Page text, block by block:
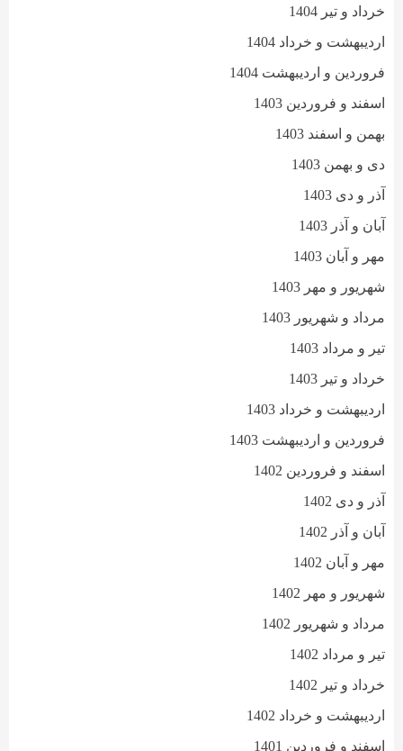
خرداد و تیر 1404
اردیبهشت و خرداد 1404
فروردین و اردیبهشت 1404
اسفند و فروردین 1403
بهمن و اسفند 1403
دی و بهمن 1403
آذر و دی 1403
آبان و آذر 1403
مهر و آبان 1403
شهریور و مهر 1403
مرداد و شهریور 1403
تیر و مرداد 1403
خرداد و تیر 1403
اردیبهشت و خرداد 1403
فروردین و اردیبهشت 1403
اسفند و فروردین 1402
آذر و دی 1402
آبان و آذر 1402
مهر و آبان 1402
شهریور و مهر 1402
مرداد و شهریور 1402
تیر و مرداد 1402
خرداد و تیر 1402
اردیبهشت و خرداد 1402
اسفند و فروردین 1401